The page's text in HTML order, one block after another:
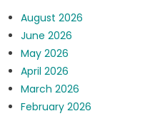
August 2026
June 2026
May 2026
April 2026
March 2026
February 2026